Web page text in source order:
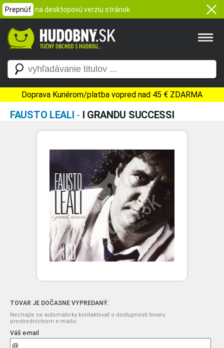
Prepnúť na desktopovú verziu stránok
Doprava Kuriérom/platba vopred nad 45 € ZDARMA
FAUSTO LEALI - I GRANDU SUCCESSI
TOVAR JE DOČASNE VYPREDANÝ.
Nechajte sa automaticky kontaktovať o dostupnosti tovaru
prostredníctvom e-mailu:
Váš e-mail